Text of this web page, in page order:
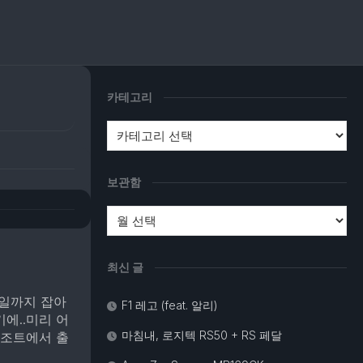
까지 잡아
에..미리 어
트에서 출
카테고리
보관함
최신 글
F1 레고 (feat. 알리)
마침내, 로지텍 RS50 + RS 페달